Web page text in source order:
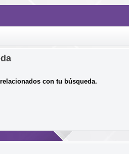
con tu búsqueda.